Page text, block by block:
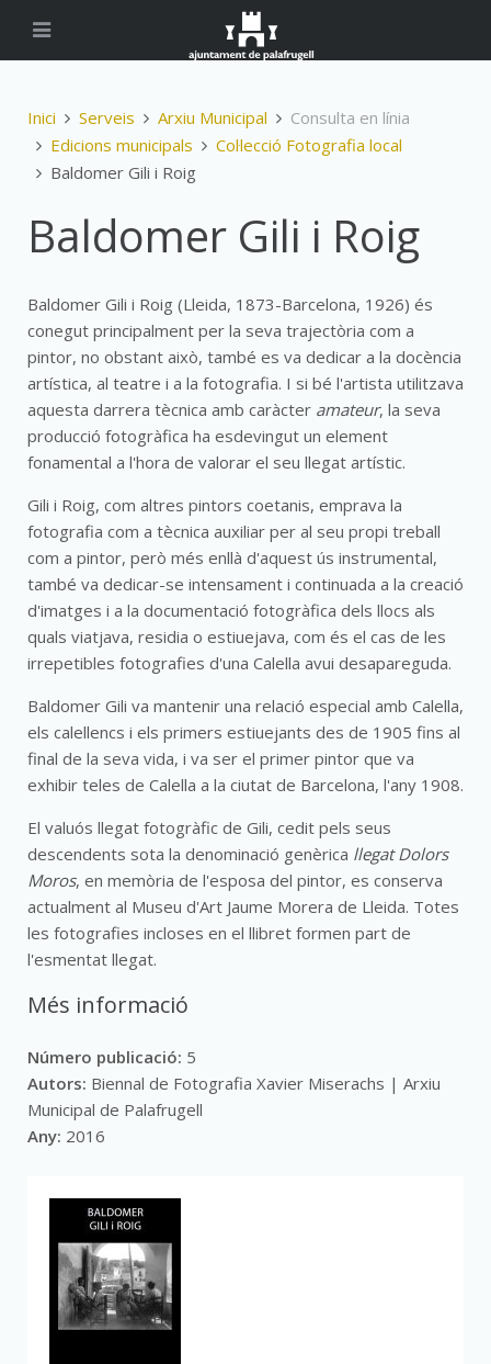
Inici Serveis Arxiu Municipal
Consulta en línia
Edicions municipals
Col·lecció Fotografia local
Baldomer Gili i Roig
Baldomer Gili i Roig
Baldomer Gili i Roig (Lleida, 1873-Barcelona, 1926) és
conegut principalment per la seva trajectòria com a
pintor, no obstant això, també es va dedicar a la docència
artística, al teatre i a la fotografia. I si bé l'artista utilitzava
aquesta darrera tècnica amb caràcter amateur, la seva
producció fotogràfica ha esdevingut un element
fonamental a l'hora de valorar el seu llegat artístic.
Gili i Roig, com altres pintors coetanis, emprava la
fotografia com a tècnica auxiliar per al seu propi treball
com a pintor, però més enllà d'aquest ús instrumental,
també va dedicar-se intensament i continuada a la creació
d'imatges i a la documentació fotogràfica dels llocs als
quals viatjava, residia o estiuejava, com és el cas de les
irrepetibles fotografies d'una Calella avui desapareguda.
Baldomer Gili va mantenir una relació especial amb Calella,
els calellencs i els primers estiuejants des de 1905 fins al
final de la seva vida, i va ser el primer pintor que va
exhibir teles de Calella a la ciutat de Barcelona, l'any 1908.
El valuós llegat fotogràfic de Gili, cedit pels seus
descendents sota la denominació genèrica llegat Dolors
Moros, en memòria de l'esposa del pintor, es conserva
actualment al Museu d'Art Jaume Morera de Lleida. Totes
les fotografies incloses en el llibret formen part de
l'esmentat llegat.
Més informació
Número publicació: 5
Autors: Biennal de Fotografia Xavier Miserachs | Arxiu
Municipal de Palafrugell
Any: 2016